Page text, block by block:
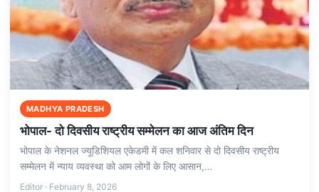
MADHYA PRADESH
भोपाल- दो दिवसीय राष्ट्रीय सम्मेलन का आज अंतिम दिन
भोपाल के नेशनल ज्यूडिशियल एकेडमी में कल शनिवार से दो दिवसीय राष्ट्रीय
सम्मेलन में न्याय व्यवस्था को आम लोगों के लिए आसान,…
Editor · February 8, 2026